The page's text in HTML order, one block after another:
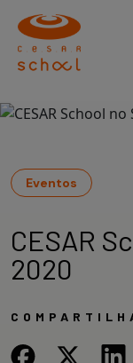
Eventos
CESAR
2020